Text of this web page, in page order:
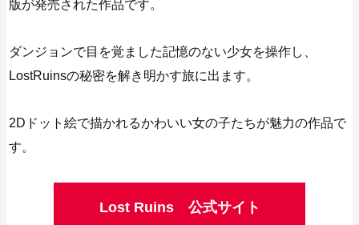
版が発売された作品です。
ダンジョンで目を覚ました記憶のない少女を操作し、
LostRuinsの秘密を解き明かす旅に出ます。
2Dドット絵で描かれるかわいい女の子たちが魅力の作品で
す。
Lost Ruins 公式サイト